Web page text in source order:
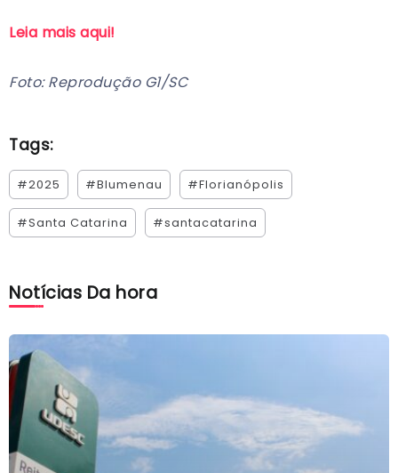
Leia mais aqui!
Foto: Reprodução G1/SC
Tags:
#2025 #Blumenau #Florianópolis
#Santa Catarina #santacatarina
Notícias Da hora